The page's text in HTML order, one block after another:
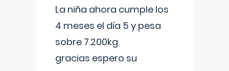
La niña ahora cumple los
4 meses el día 5 y pesa
sobre 7.200kg
gracias espero su